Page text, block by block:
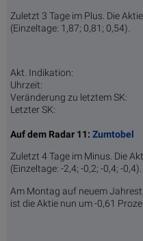
Zuletzt 3 Tage im Plus. Die
(Einzeltage: 1,87; 0,81; 0,54).
Akt. Indikation:
Uhrzeit:
Veränderung zu letztem SK:
Letzter SK:
Auf dem Radar 11: Zumtobel
Zuletzt 4 Tage im Minus. Die
(Einzeltage: -2,4; -0,2; -0,4; -0,4).
Am Montag auf neuem
ist die Aktie nun um -0,61